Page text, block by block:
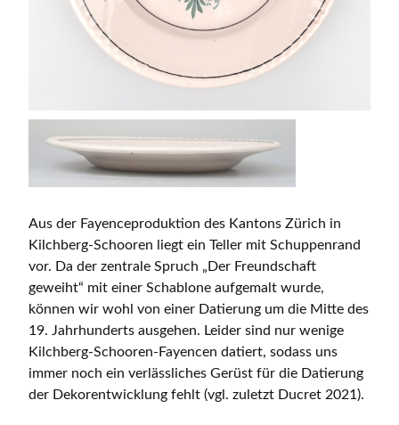
Aus der Fayenceproduktion des Kantons Zürich in
Kilchberg-Schooren liegt ein Teller mit Schuppenrand
vor. Da der zentrale Spruch „Der Freundschaft
geweiht“ mit einer Schablone aufgemalt wurde,
können wir wohl von einer Datierung um die Mitte des
19. Jahrhunderts ausgehen. Leider sind nur wenige
Kilchberg-Schooren-Fayencen datiert, sodass uns
immer noch ein verlässliches Gerüst für die Datierung
der Dekorentwicklung fehlt (vgl. zuletzt Ducret 2021).